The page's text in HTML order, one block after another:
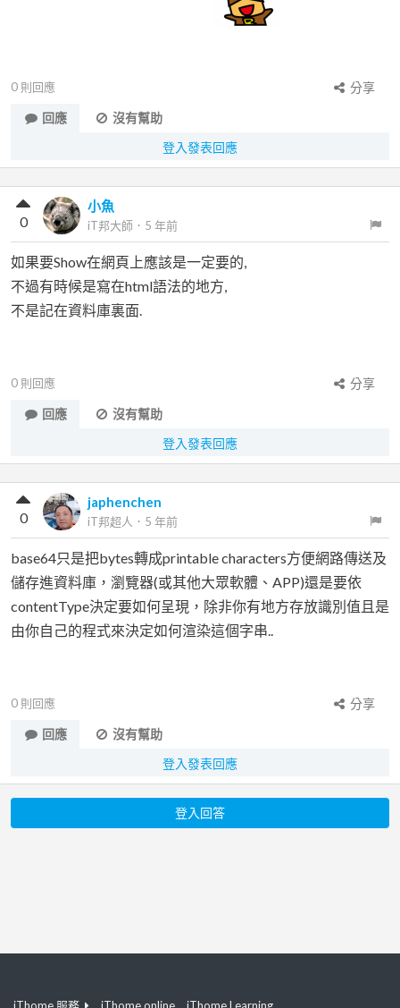
0 則回應
分享
回應
沒有幫助
登入發表回應
小魚
iT邦大師 ． 5 年前
0
如果要Show在網頁上應該是一定要的,
不過有時候是寫在html語法的地方,
不是記在資料庫裏面.
0 則回應
分享
回應
沒有幫助
登入發表回應
japhenchen
iT邦超人 ． 5 年前
0
base64只是把bytes轉成printable characters方便網路傳送及
儲存進資料庫，瀏覽器(或其他大眾軟體、APP)還是要依
contentType決定要如何呈現，除非你有地方存放識別值且是
由你自己的程式來決定如何渲染這個字串..
0 則回應
分享
回應
沒有幫助
登入發表回應
登入回答